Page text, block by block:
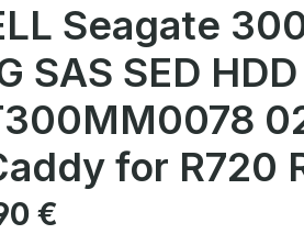
Seagate
SAS SED HDD
for R720
Preis:
€